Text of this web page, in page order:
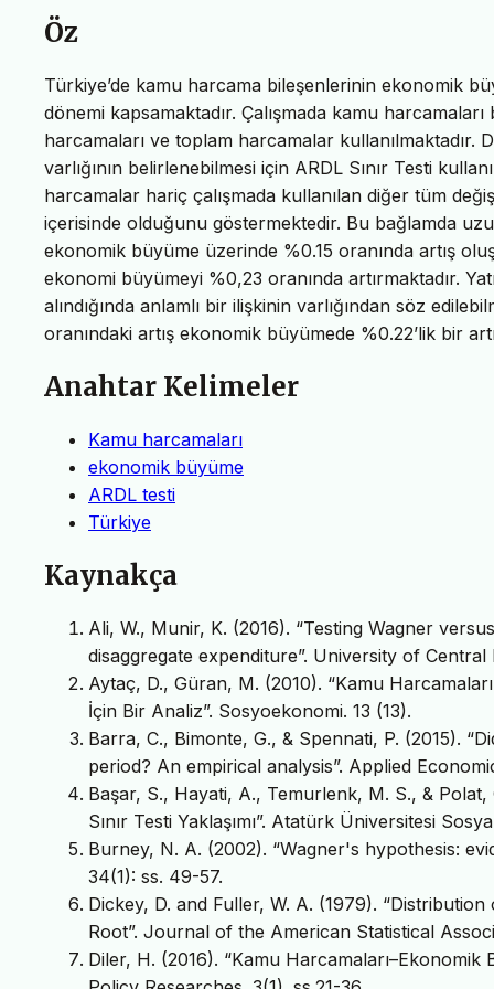
Öz
Türkiye’de kamu harcama bileşenlerinin ekonomik
dönemi kapsamaktadır. Çalışmada kamu
harcamaları ve toplam harcamalar kullanılmaktadır.
varlığının belirlenebilmesi için ARDL Sınır Testi
harcamalar hariç çalışmada kullanılan diğer tüm
içerisinde olduğunu göstermektedir. Bu bağlamda
ekonomik büyüme üzerinde %0.15 oranında artış
ekonomi büyümeyi %0,23 oranında artırmaktadır.
alındığında anlamlı bir ilişkinin varlığından söz
oranındaki artış ekonomik büyümede %0.22’lik bir
Anahtar Kelimeler
Kamu harcamaları
ekonomik büyüme
ARDL testi
Türkiye
Kaynakça
Ali, W., Munir, K. (2016). “Testing Wagner
disaggregate expenditure”. University of
Aytaç, D., Güran, M. (2010). “Kamu
İçin Bir Analiz”. Sosyoekonomi. 13 (13).
Barra, C., Bimonte, G., & Spennati, P. (2015).
period? An empirical analysis”. Applied
Başar, S., Hayati, A., Temurlenk, M. S., & Polat,
Sınır Testi Yaklaşımı”. Atatürk Üniversitesi
Burney, N. A. (2002). “Wagner's hypothesis:
34(1): ss. 49-57.
Dickey, D. and Fuller, W. A. (1979).
Root”. Journal of the American Statistical
Diler, H. (2016). “Kamu